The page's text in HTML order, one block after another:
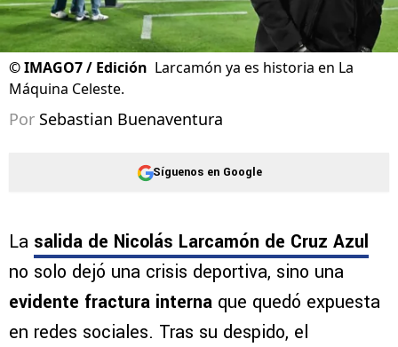
©IMAGO7 / Edición Larcamón ya es historia en La
Máquina Celeste.
Por Sebastian Buenaventura
Síguenos en Google
La salida de Nicolás Larcamón de Cruz Azul
no solo dejó una crisis deportiva, sino una
evidente fractura interna que quedó expuesta
en redes sociales. Tras su despido, el